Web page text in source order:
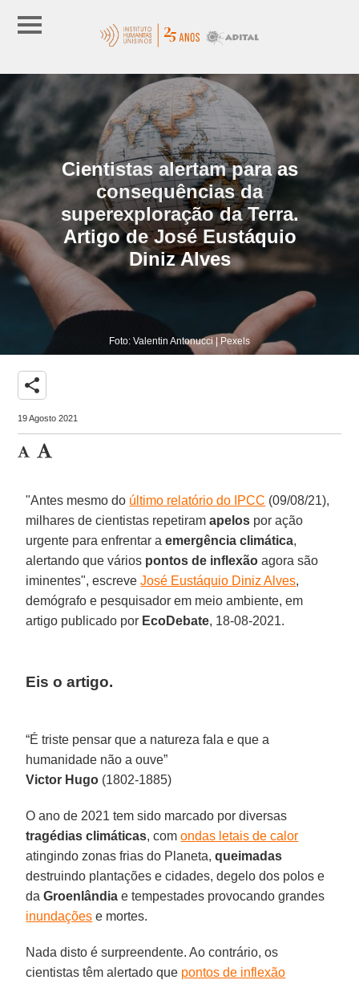
Cientistas alertam para as
consequências da
superexploração da Terra.
Artigo de José Eustáquio
Diniz Alves
Foto: Valentin Antonucci | Pexels
share
19 Agosto 2021
"Antes mesmo do último relatório do IPCC (09/08/21),
milhares de cientistas repetiramapelos por ação
urgente para enfrentar aemergência climática,
alertando que vários pontos de inflexão agora são
iminentes", escreveJosé Eustáquio Diniz Alves,
demógrafo e pesquisador em meio ambiente, em
artigo publicado por EcoDebate, 18-08-2021.
Eis o artigo.
“É triste pensar que a natureza fala e que a
humanidade não a ouve”
Victor Hugo (1802-1885)
O ano de 2021 tem sido marcado por diversas
tragédias climáticas, comondas letais de calor
atingindo zonas frias do Planeta,queimadas
destruindo plantações e cidades, degelo dos polos e
daGroenlândia e tempestades provocando grandes
inundações e mortes.
Nada disto é surpreendente. Ao contrário, os
cientistas têm alertado que pontos de inflexão